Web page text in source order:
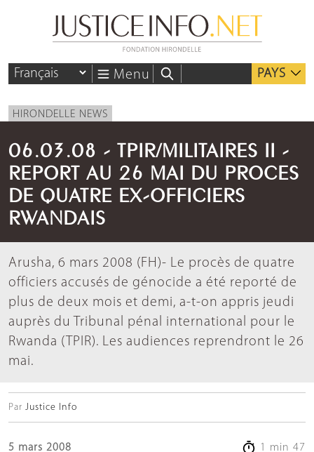
Menu PAYS
HIRONDELLE NEWS
06.03.08 - TPIR/MILITAIRES II -
REPORT AU 26 MAI DU PROCES
DE QUATRE EX-OFFICIERS
RWANDAIS
Arusha, 6 mars 2008 (FH)- Le procès de quatre
officiers accusés de génocide a été reporté de
plus de deux mois et demi, a-t-on appris jeudi
auprès du Tribunal pénal international pour le
Rwanda (TPIR). Les audiences reprendront le 26
mai.
Par Justice Info
5 mars 2008 1 min 47